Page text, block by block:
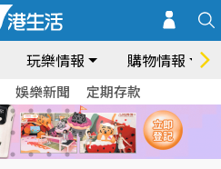
玩樂情報 購物情報
娛樂新聞 定期存款